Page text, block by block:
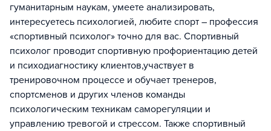
гуманитарным наукам, умеете анализировать,
интересуетесь психологией, любите спорт – профессия
«спортивный психолог» точно для вас. Спортивный
психолог проводит спортивную профориентацию детей
и психодиагностику клиентов,участвует в
тренировочном процессе и обучает тренеров,
спортсменов и других членов команды
психологическим техникам саморегуляции и
управлению тревогой и стрессом. Также спортивный